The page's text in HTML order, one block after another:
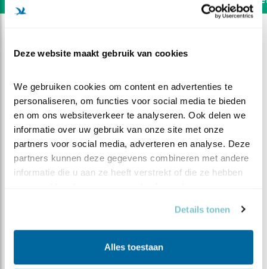
Deze website maakt gebruik van cookies
We gebruiken cookies om content en advertenties te
personaliseren, om functies voor social media te bieden
en om ons websiteverkeer te analyseren. Ook delen we
informatie over uw gebruik van onze site met onze
partners voor social media, adverteren en analyse. Deze
partners kunnen deze gegevens combineren met andere
informatie die u aan ze heeft verstrekt of die ze hebben
Details tonen
Alles toestaan
Kuiken eet meikever (niet)